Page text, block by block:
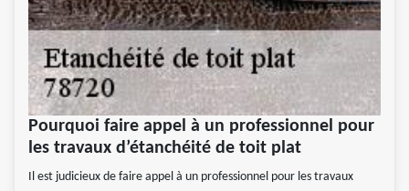
Pourquoi faire appel à un professionnel pour
les travaux d’étanchéité de toit plat
Il est judicieux de faire appel à un professionnel pour les travaux